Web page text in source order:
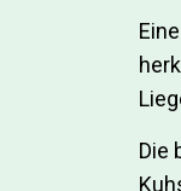
Die